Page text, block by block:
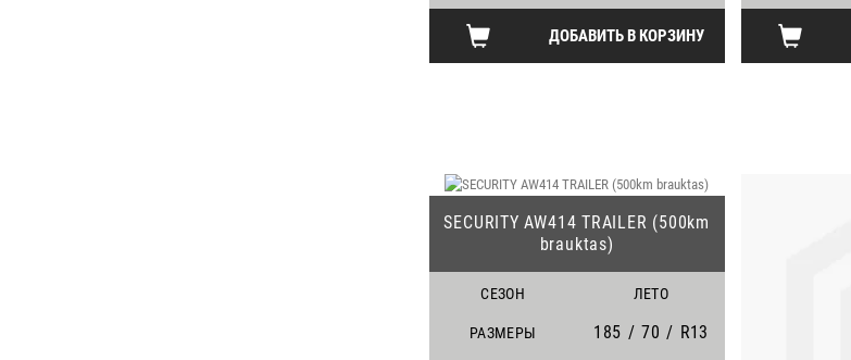
ДОБАВИТЬ В КОРЗИНУ
20
SECURITY AW414 TRAILER (500km
brauktas)
СЕЗОН ЛЕТО
РАЗМЕРЫ 185 / 70 / R13